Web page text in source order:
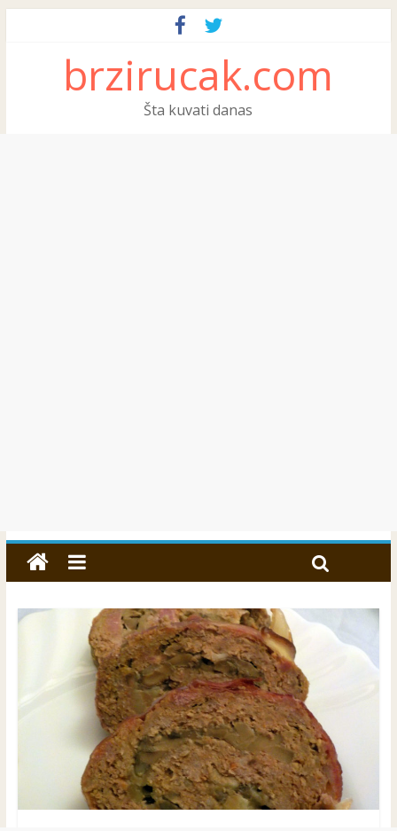
brzirucak.com
Šta kuvati danas